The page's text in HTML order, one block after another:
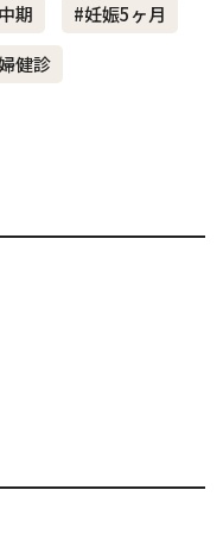
期
#妊娠5ヶ月
健診